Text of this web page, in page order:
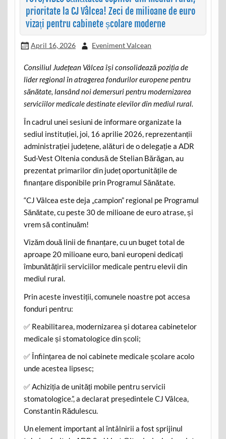
prioritate la CJ Vâlcea! Zeci de milioane de euro
vizați pentru cabinete școlare moderne
April 16, 2026 Eveniment Valcean
Consiliul Județean Vâlcea își consolidează poziția de
lider regional în atragerea fondurilor europene pentru
sănătate, lansând noi demersuri pentru modernizarea
serviciilor medicale destinate elevilor din mediul rural.
În cadrul unei sesiuni de informare organizate la
sediul instituției, joi, 16 aprilie 2026, reprezentanții
administrației județene, alături de o delegație a ADR
Sud-Vest Oltenia condusă de Stelian Bărăgan, au
prezentat primarilor din județ oportunitățile de
finanțare disponibile prin Programul Sănătate.
“CJ Vâlcea este deja „campion” regional pe Programul
Sănătate, cu peste 30 de milioane de euro atrase, și
vrem să continuăm!
Vizăm două linii de finanțare, cu un buget total de
aproape 20 milioane euro, bani europeni dedicați
îmbunătățirii serviciilor medicale pentru elevii din
mediul rural.
​Prin aceste investiții, comunele noastre pot accesa
fonduri pentru:
✅ Reabilitarea, modernizarea și dotarea cabinetelor
medicale și stomatologice din școli;
✅ Înființarea de noi cabinete medicale școlare acolo
unde acestea lipsesc;
✅ Achiziția de unități mobile pentru servicii
stomatologice.”, a declarat președintele CJ Vâlcea,
Constantin Rădulescu.
Un element important al întâlnirii a fost sprijinul